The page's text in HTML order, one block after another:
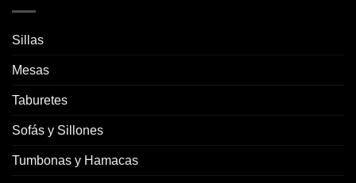
Sillas
Mesas
Taburetes
Sofás y Sillones
Tumbonas y Hamacas